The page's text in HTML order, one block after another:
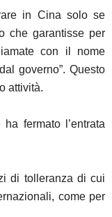
in Cina solo se
che garantisse per
con il nome
governo”. Questo
attività.
fermato l’entrata
di tolleranza di cui
come per